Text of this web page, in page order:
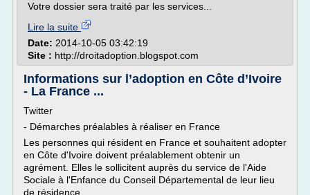
Votre dossier sera traité par les services...
Lire la suite
Date: 2014-10-05 03:42:19
Site : http://droitadoption.blogspot.com
Informations sur l’adoption en Côte d’Ivoire
- La France ...
Twitter
- Démarches préalables à réaliser en France
Les personnes qui résident en France et souhaitent adopter
en Côte d'Ivoire doivent préalablement obtenir un
agrément. Elles le sollicitent auprès du service de l'Aide
Sociale à l'Enfance du Conseil Départemental de leur lieu
de résidence.